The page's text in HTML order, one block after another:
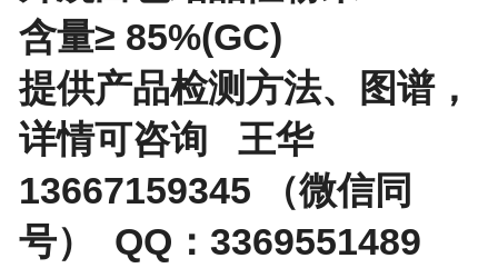
含量≥ 85%(GC)
提供产品检测方法、图谱，
详情可咨询 王华
13667159345 （微信同
号） QQ：3369551489